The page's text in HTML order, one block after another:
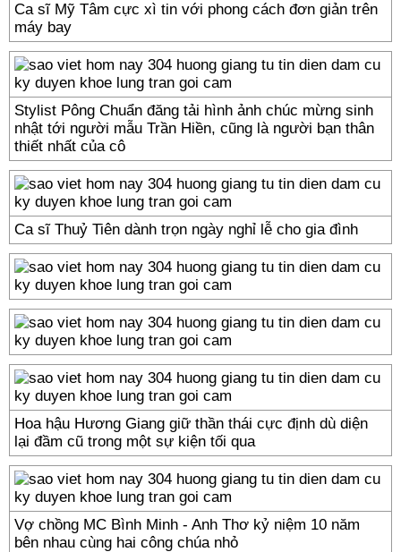
Ca sĩ Mỹ Tâm cực xì tin với phong cách đơn giản trên
máy bay
Stylist Pông Chuẩn đăng tải hình ảnh chúc mừng sinh
nhật tới người mẫu Trần Hiền, cũng là người bạn thân
thiết nhất của cô
Ca sĩ Thuỷ Tiên dành trọn ngày nghỉ lễ cho gia đình
Hoa hậu Hương Giang giữ thần thái cực định dù diện
lại đầm cũ trong một sự kiện tối qua
Vợ chồng MC Bình Minh - Anh Thơ kỷ niệm 10 năm
bên nhau cùng hai công chúa nhỏ